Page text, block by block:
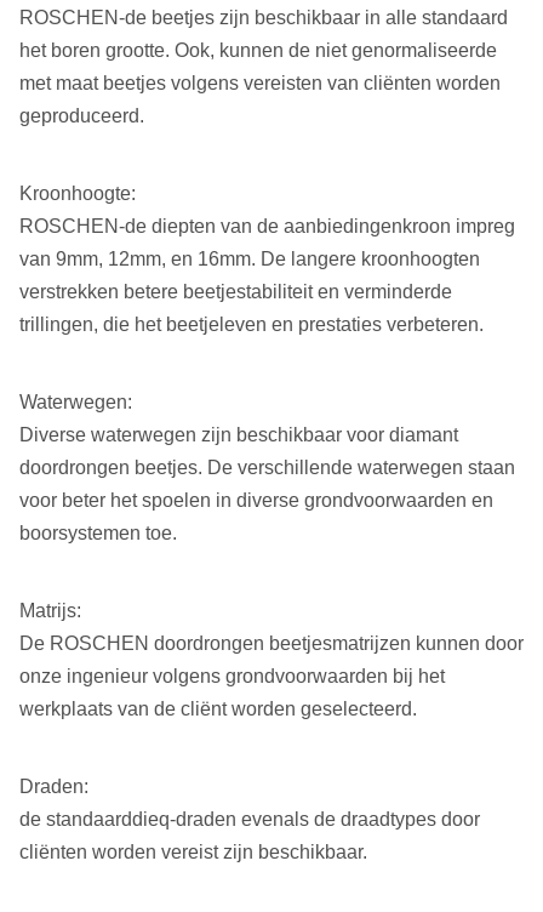
Anderen:
ATW, BTW, NTW, NXD3, BIJL,
NX, NXC, AXT, T6H, 4 9/16,
ROSCHEN-de beetjes zijn beschikbaar in alle standaard
het boren grootte. Ook, kunnen de niet genormaliseerde
met maat beetjes volgens vereisten van cliënten worden
geproduceerd.
Kroonhoogte:
ROSCHEN-de diepten van de aanbiedingenkroon impreg
van 9mm, 12mm, en 16mm. De langere kroonhoogten
verstrekken betere beetjestabiliteit en verminderde
trillingen, die het beetjeleven en prestaties verbeteren.
Waterwegen:
Diverse waterwegen zijn beschikbaar voor diamant
doordrongen beetjes. De verschillende waterwegen staan
voor beter het spoelen in diverse grondvoorwaarden en
boorsystemen toe.
Matrijs:
De ROSCHEN doordrongen beetjesmatrijzen kunnen door
onze ingenieur volgens grondvoorwaarden bij het
werkplaats van de cliënt worden geselecteerd.
Draden:
de standaarddieq-draden evenals de draadtypes door
cliënten worden vereist zijn beschikbaar.